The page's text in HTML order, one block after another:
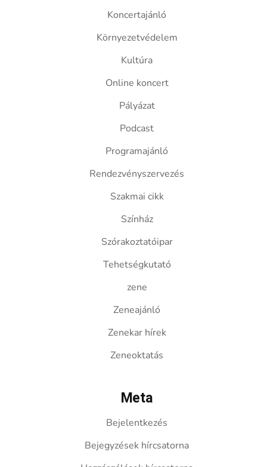
Koncertajánló
Környezetvédelem
Kultúra
Online koncert
Pályázat
Podcast
Programajánló
Rendezvényszervezés
Szakmai cikk
Színház
Szórakoztatóipar
Tehetségkutató
zene
Zeneajánló
Zenekar hírek
Zeneoktatás
Meta
Bejelentkezés
Bejegyzések hírcsatorna